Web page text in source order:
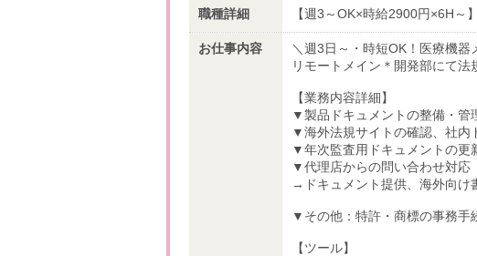
職種詳細 【週3～OK×時給2900円×6H～
お仕事内容
＼週3日～・時短OK！医療機器
リモートメイン＊開発部にて法
【業務内容詳細】
▼製品ドキュメントの整備・管
▼海外法規サイトの確認、社内
▼年次監査用ドキュメントの更
▼代理店からの問い合わせ対応
→ドキュメント提供、海外向け
▼その他：特許・商標の事務手
【ツール】